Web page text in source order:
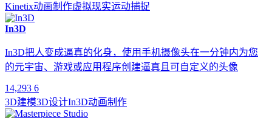
Kinetix动画制作虚拟现实运动捕捉
In3D
In3D把人变成逼真的化身，使用手机摄像头在一分钟内为您
的元宇宙、游戏或应用程序创建逼真且可自定义的头像
14,293 6
3D建模3D设计In3D动画制作